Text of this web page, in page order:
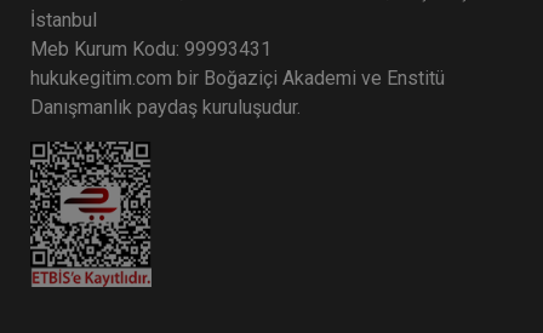
İstanbul
Meb Kurum Kodu: 99993431
hukukegitim.com bir Boğaziçi Akademi ve Enstitü
Danışmanlık paydaş kuruluşudur.